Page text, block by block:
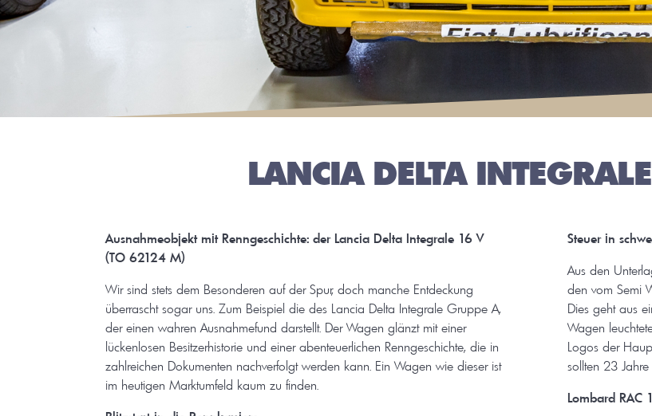
LANCIA DELTA
Ausnahmeobjekt mit Renngeschichte: der Lancia Delta Integrale 16 V
(TO 62124 M)
Wir sind stets dem Besonderen auf der Spur, doch manche Entdeckung
überrascht sogar uns. Zum Beispiel die des Lancia Delta Integrale Gruppe A,
der einen wahren Ausnahmefund darstellt. Der Wagen glänzt mit einer
lückenlosen Besitzerhistorie und einer abenteuerlichen Renngeschichte, die in
zahlreichen Dokumenten nachverfolgt werden kann. Ein Wagen wie dieser ist
im heutigen Marktumfeld kaum zu finden.
Steuer in
Aus den
den vom Semi
Dies geht aus
Wagen
Logos der
sollten 23
Lombard RAC